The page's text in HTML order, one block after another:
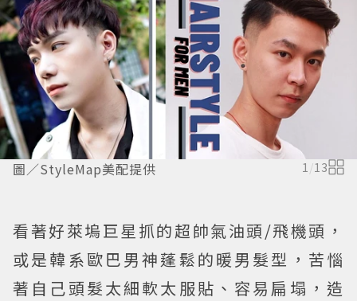
圖／StyleMap美配提供 1/13
看著好萊塢巨星抓的超帥氣油頭/飛機頭，
或是韓系歐巴男神蓬鬆的暖男髮型，苦惱
著自己頭髮太細軟太服貼、容易扁塌，造